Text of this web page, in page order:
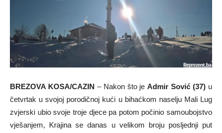
BREZOVA KOSA/CAZIN – Nakon što jeAdmir Sović (37) u
četvrtak u svojoj porodičnoj kući u bihaćkom naselju Mali Lug
zvjerski ubio svoje troje djece pa potom počinio samoubojstvo
vješanjem, Krajina se danas u velikom broju posljednji put